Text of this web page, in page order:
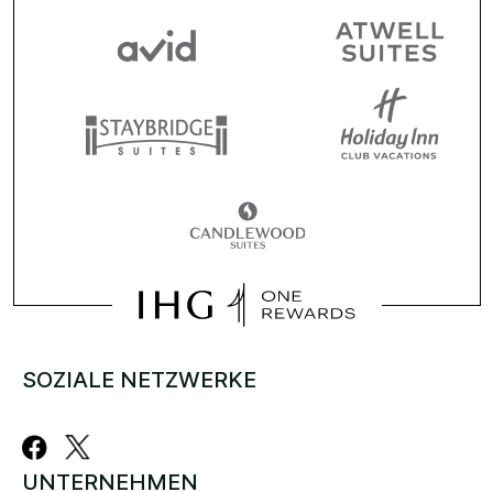
SOZIALE NETZWERKE
UNTERNEHMEN